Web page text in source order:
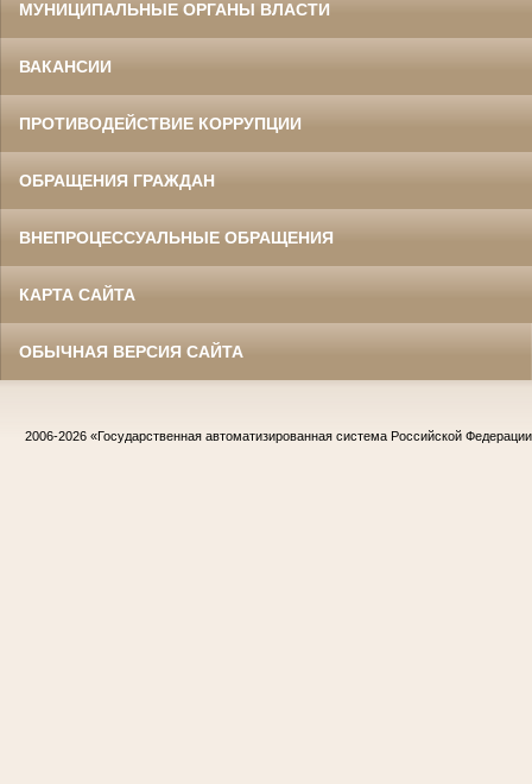
МУНИЦИПАЛЬНЫЕ ОРГАНЫ ВЛАСТИ
ВАКАНСИИ
ПРОТИВОДЕЙСТВИЕ КОРРУПЦИИ
ОБРАЩЕНИЯ ГРАЖДАН
ВНЕПРОЦЕССУАЛЬНЫЕ ОБРАЩЕНИЯ
КАРТА САЙТА
ОБЫЧНАЯ ВЕРСИЯ САЙТА
2006-2026 «Государственная автоматизированная система Российской